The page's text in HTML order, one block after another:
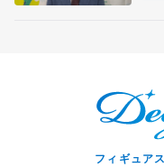
フィギュア